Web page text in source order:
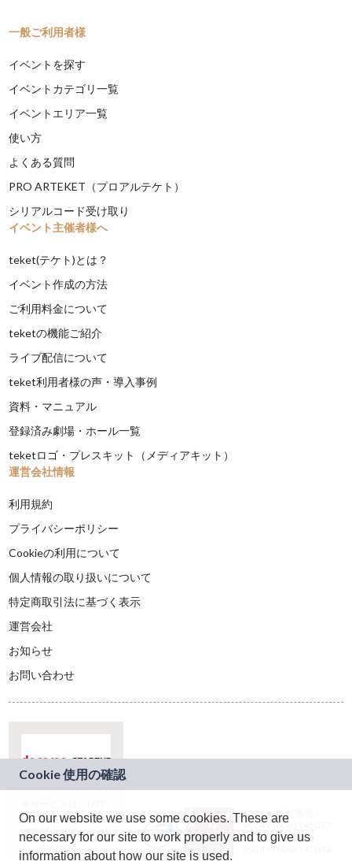
一般ご利用者様
イベントを探す
イベントカテゴリ一覧
イベントエリア一覧
使い方
よくある質問
PRO ARTEKET（プロアルテケト）
シリアルコード受け取り
イベント主催者様へ
teket(テケト)とは？
イベント作成の方法
ご利用料金について
teketの機能ご紹介
ライブ配信について
teket利用者様の声・導入事例
資料・マニュアル
登録済み劇場・ホール一覧
teketロゴ・プレスキット（メディアキット）
運営会社情報
利用規約
プライバシーポリシー
Cookieの利用について
個人情報の取り扱いについて
特定商取引法に基づく表示
運営会社
お知らせ
お問い合わせ
ドコモグループの新
規事業創出プログラ
ム「docomo
JASRAC許諾番号：
9024936001Y45037
JASRAC許諾番号：
On our website we use some cookies. These are
necessary for our site to work properly and to give us
information about how our site is used.